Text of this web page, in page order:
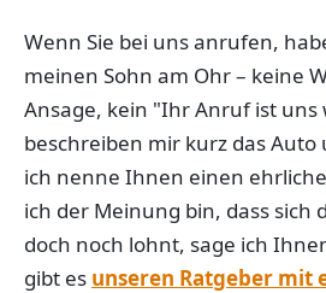
Wenn Sie bei uns anrufen,
meinen Sohn am Ohr – keine
Ansage, kein "Ihr Anruf ist uns
beschreiben mir kurz das Auto
ich nenne Ihnen einen
ich der Meinung bin, dass sich
doch noch lohnt, sage ich
gibt es unseren Ratgeber mit